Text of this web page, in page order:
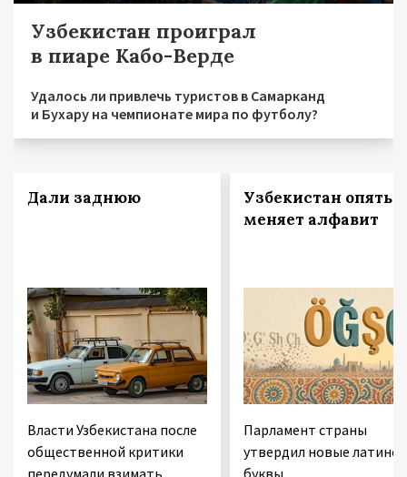
Узбекистан проиграл
в пиаре Кабо-Верде
Удалось ли привлечь туристов в Самарканд
и Бухару на чемпионате мира по футболу?
Дали заднюю
Власти Узбекистана после
общественной критики
Узбекистан опять
меняет алфавит
Парламент страны
утвердил новые